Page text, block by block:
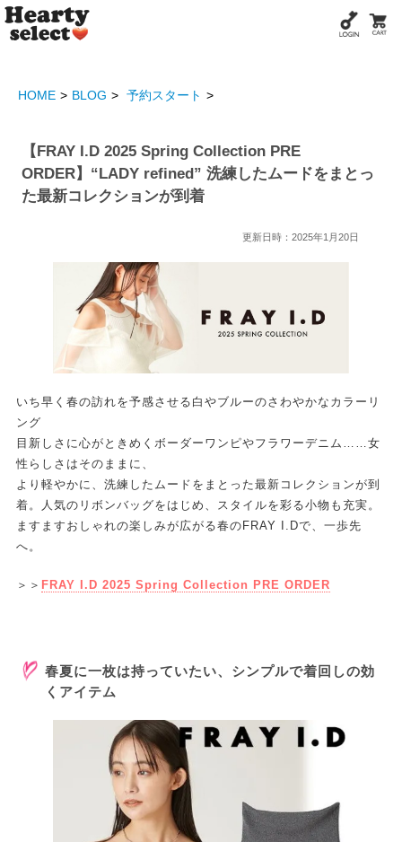
HOME BLOG 予約スタート
【FRAY I.D 2025 Spring Collection PRE
ORDER】“LADY refined” 洗練したムードをまとっ
た最新コレクションが到着
更新日時：2025年1月20日
いち早く春の訪れを予感させる白やブルーのさわやかなカラーリ
ング
目新しさに心がときめくボーダーワンピやフラワーデニム……女
性らしさはそのままに、
より軽やかに、洗練したムードをまとった最新コレクションが到
着。人気のリボンバッグをはじめ、スタイルを彩る小物も充実。
ますますおしゃれの楽しみが広がる春のFRAY I.Dで、一歩先
へ。
＞＞ FRAY I.D 2025 Spring Collection PRE ORDER
春夏に一枚は持っていたい、シンプルで着回しの効
くアイテム